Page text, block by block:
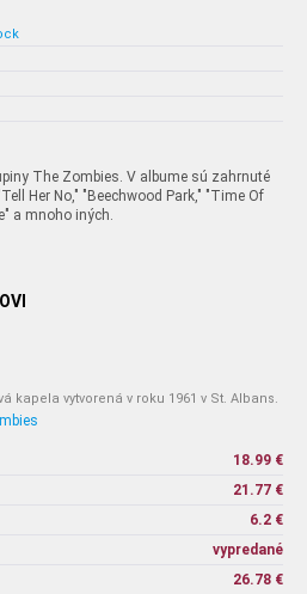
The Zombies. V albume sú zahrnuté
Her No," "Beechwood Park," "Time Of
a mnoho iných.
kapela vytvorená v roku 1961 v St. Albans.
18.99 €
21.77 €
6.2 €
vypredané
26.78 €